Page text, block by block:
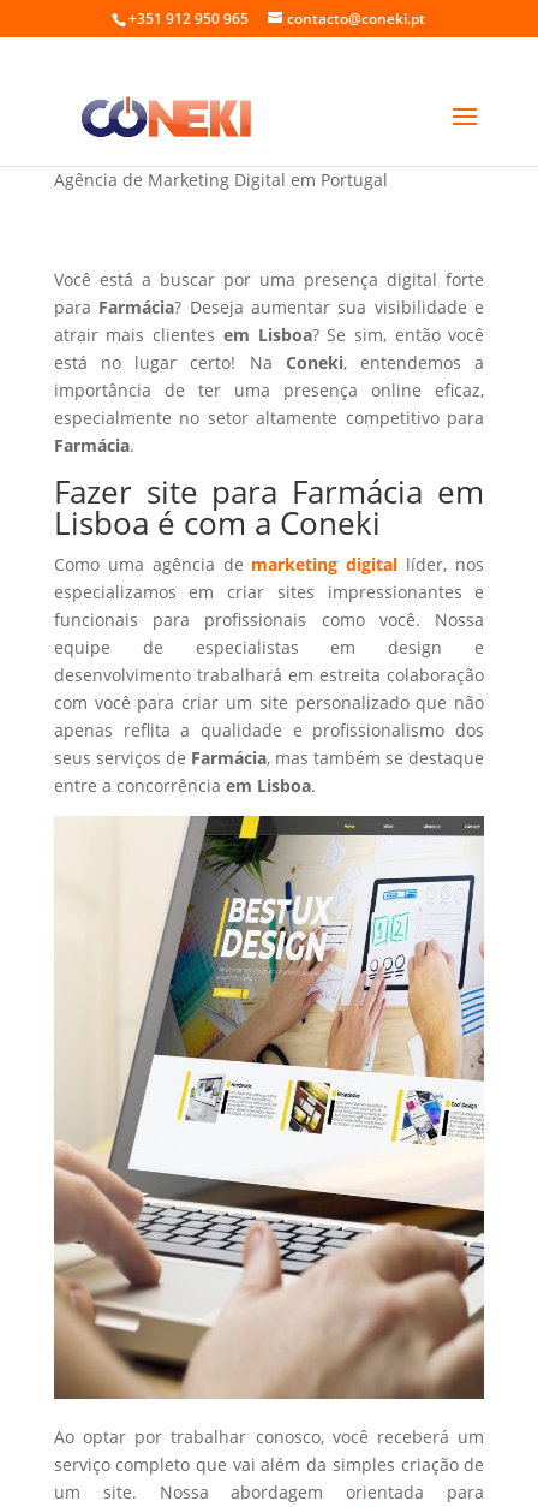
+351 912 950 965 contacto@coneki.pt
Fazer site para Farmácia em Lisboa
Agência de Marketing Digital em Portugal
Você está a buscar por uma presença digital forte
para Farmácia? Deseja aumentar sua visibilidade e
atrair mais clientes em Lisboa? Se sim, então você
está no lugar certo! Na Coneki, entendemos a
importância de ter uma presença online eficaz,
especialmente no setor altamente competitivo para
Farmácia.
Fazer site para Farmácia em
Lisboa é com a Coneki
Como uma agência de marketing digital líder, nos
especializamos em criar sites impressionantes e
funcionais para profissionais como você. Nossa
equipe de especialistas em design e
desenvolvimento trabalhará em estreita colaboração
com você para criar um site personalizado que não
apenas reflita a qualidade e profissionalismo dos
seus serviços de Farmácia, mas também se destaque
entre a concorrência em Lisboa.
Ao optar por trabalhar conosco, você receberá um
serviço completo que vai além da simples criação de
um site. Nossa abordagem orientada para